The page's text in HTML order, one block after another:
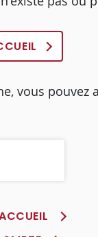
vous pouvez